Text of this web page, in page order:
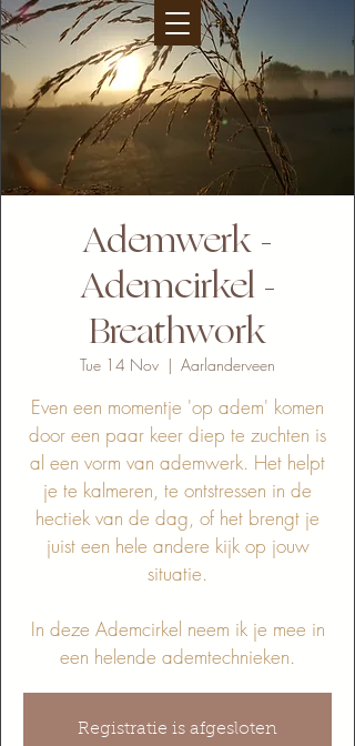
Ademwerk -
Ademcirkel -
Breathwork
Tue 14 Nov
  |
Aarlanderveen
Even een momentje 'op adem' komen
door een paar keer diep te zuchten is
al een vorm van ademwerk. Het helpt
je te kalmeren, te ontstressen in de
hectiek van de dag, of het brengt je
juist een hele andere kijk op jouw
situatie.
In deze Ademcirkel neem ik je mee in
een helende ademtechnieken.
Registratie is afgesloten